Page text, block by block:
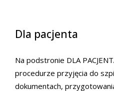
Dla pacjenta
Na podstronie DLA
procedurze przyjęcia do
dokumentach,